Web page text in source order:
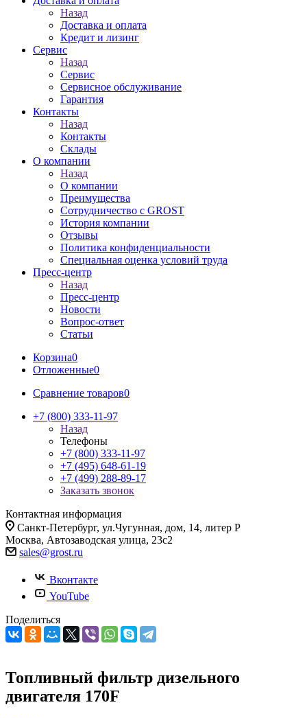
Назад
Доставка и оплата
Кредит и лизинг
Сервис
Назад
Сервис
Сервисное обслуживание
Гарантия
Контакты
Назад
Контакты
Склады
О компании
Назад
О компании
Преимущества
Сотрудничество с GROST
История компании
Отзывы
Политика конфиденциальности
Специальная оценка условий труда
Пресс-центр
Назад
Пресс-центр
Новости
Вопрос-ответ
Статьи
Корзина0
Отложенные0
Сравнение товаров0
+7 (800) 333-11-97
Назад
Телефоны
+7 (800) 333-11-97
+7 (495) 648-61-19
+7 (499) 288-89-17
Заказать звонок
Контактная информация
Санкт-Петербург, ул.Чугунная, дом, 14, литер Р
Москва, Автозаводская улица, 23с2
sales@grost.ru
Вконтакте
YouTube
Поделиться
Топливный фильтр дизельного
двигателя 170F